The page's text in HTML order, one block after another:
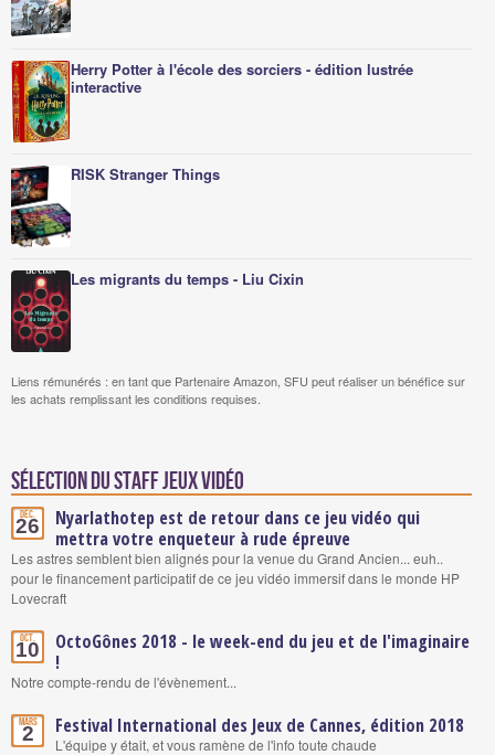
Herry Potter à l'école des sorciers - édition lustrée
interactive
RISK Stranger Things
Les migrants du temps - Liu Cixin
Liens rémunérés : en tant que Partenaire Amazon, SFU peut réaliser un bénéfice sur
les achats remplissant les conditions requises.
Sélection du staff Jeux vidéo
Déc.
26
Nyarlathotep est de retour dans ce jeu vidéo qui
mettra votre enqueteur à rude épreuve
Les astres semblent bien alignés pour la venue du Grand Ancien... euh..
pour le financement participatif de ce jeu vidéo immersif dans le monde HP
Lovecraft
Oct.
10
OctoGônes 2018 - le week-end du jeu et de l'imaginaire
!
Notre compte-rendu de l'évènement...
Mars
2 Festival International des Jeux de Cannes, édition 2018
L'équipe y était, et vous ramène de l'info toute chaude